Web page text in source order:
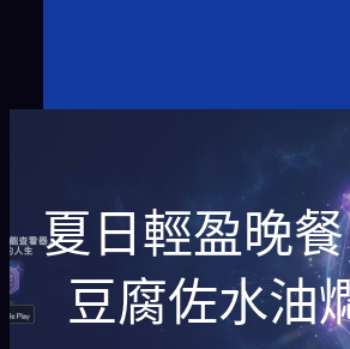
夏日輕盈晚
豆腐佐水油